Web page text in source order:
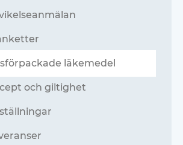
läkemedel
och giltighet